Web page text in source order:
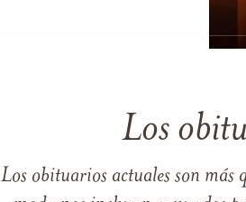
Los
Los obituarios actuales son